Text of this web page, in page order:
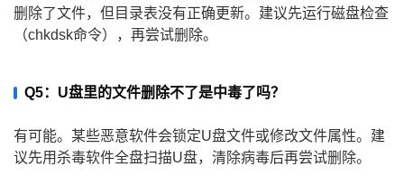
删除了文件，但目录表没有正确更新。建议先运行磁盘检查
（chkdsk命令），再尝试删除。
Q5：U盘里的文件删除不了是中毒了吗？
有可能。某些恶意软件会锁定U盘文件或修改文件属性。建
议先用杀毒软件全盘扫描U盘，清除病毒后再尝试删除。